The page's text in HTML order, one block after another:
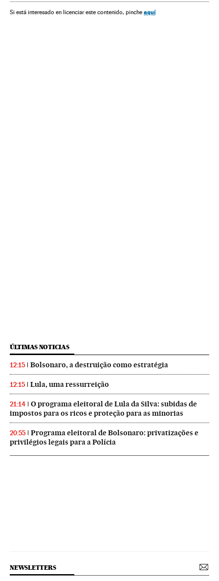
Si está interesado en licenciar este contenido, pinche aquí
ÚLTIMAS NOTICIAS
12:15 Bolsonaro, a destruição como estratégia
12:15 Lula, uma ressurreição
21:14
O programa eleitoral de Lula da Silva: subidas de
impostos para os ricos e proteção para as minorias
20:55
Programa eleitoral de Bolsonaro: privatizações e
privilégios legais para a Polícia
NEWSLETTERS